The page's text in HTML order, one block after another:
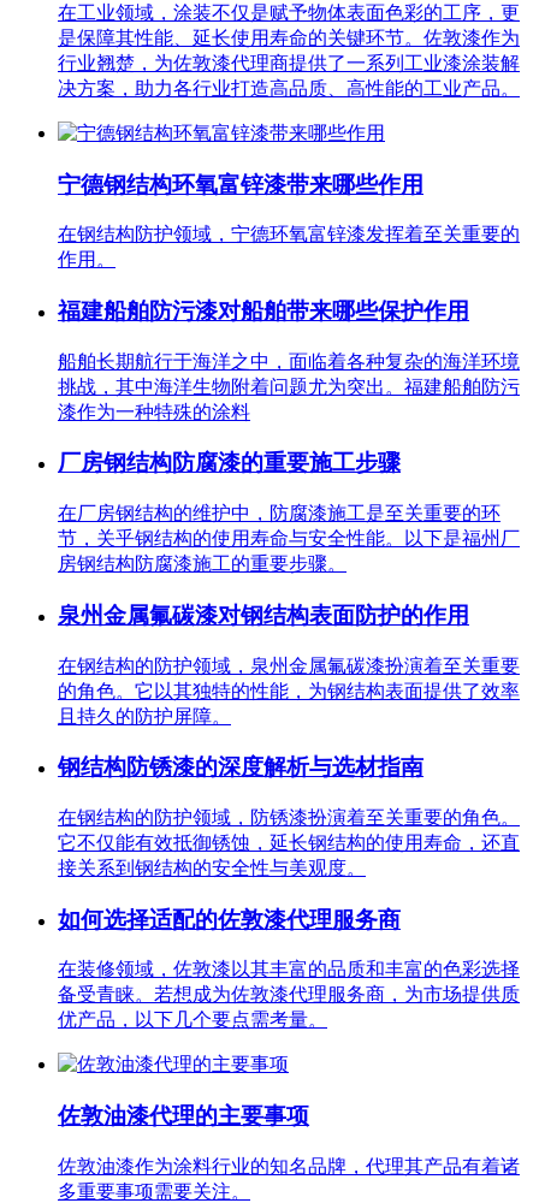
在工业领域，涂装不仅是赋予物体表面色彩的工序，更
是保障其性能、延长使用寿命的关键环节。佐敦漆作为
行业翘楚，为佐敦漆代理商提供了一系列工业漆涂装解
决方案，助力各行业打造高品质、高性能的工业产品。
宁德钢结构环氧富锌漆带来哪些作用
在钢结构防护领域，宁德环氧富锌漆发挥着至关重要的
作用。
福建船舶防污漆对船舶带来哪些保护作用
船舶长期航行于海洋之中，面临着各种复杂的海洋环境
挑战，其中海洋生物附着问题尤为突出。福建船舶防污
漆作为一种特殊的涂料
厂房钢结构防腐漆的重要施工步骤
在厂房钢结构的维护中，防腐漆施工是至关重要的环
节，关乎钢结构的使用寿命与安全性能。以下是福州厂
房钢结构防腐漆施工的重要步骤。
泉州金属氟碳漆对钢结构表面防护的作用
在钢结构的防护领域，泉州金属氟碳漆扮演着至关重要
的角色。它以其独特的性能，为钢结构表面提供了效率
且持久的防护屏障。
钢结构防锈漆的深度解析与选材指南
在钢结构的防护领域，防锈漆扮演着至关重要的角色。
它不仅能有效抵御锈蚀，延长钢结构的使用寿命，还直
接关系到钢结构的安全性与美观度。
如何选择适配的佐敦漆代理服务商
在装修领域，佐敦漆以其丰富的品质和丰富的色彩选择
备受青睐。若想成为佐敦漆代理服务商，为市场提供质
优产品，以下几个要点需考量。
佐敦油漆代理的主要事项
佐敦油漆作为涂料行业的知名品牌，代理其产品有着诸
多重要事项需要关注。